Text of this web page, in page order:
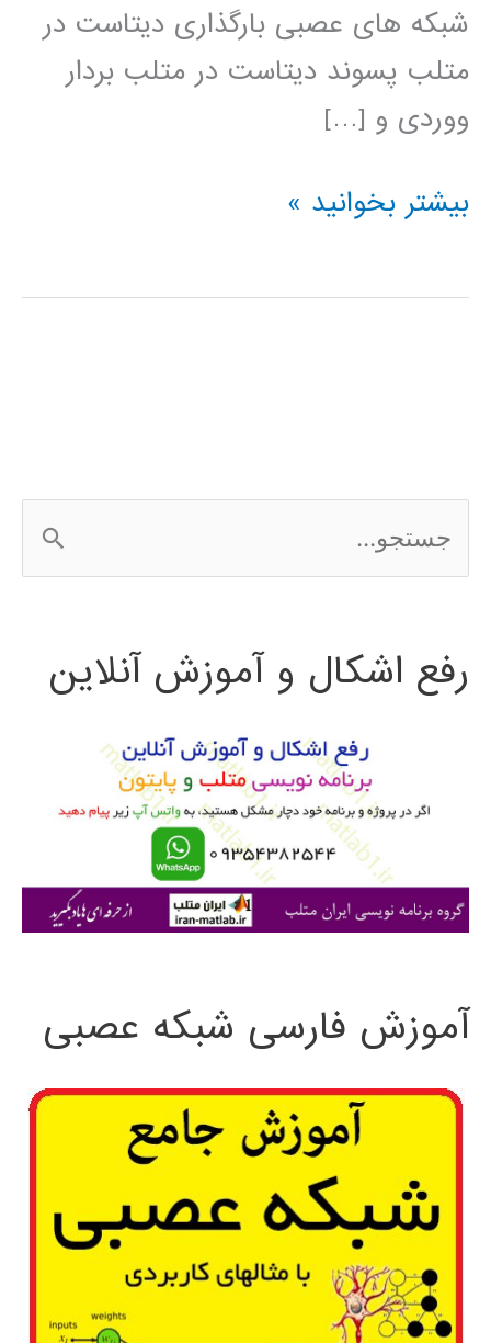
شبکه های عصبی بارگذاری دیتاست در
متلب پسوند دیتاست در متلب بردار
ووردی و […]
فیلم
دسته
بیشتر بخوانید »
س
ج
ی
رفع اشکال و آموزش آنلاین
آموزش فارسی شبکه عصبی